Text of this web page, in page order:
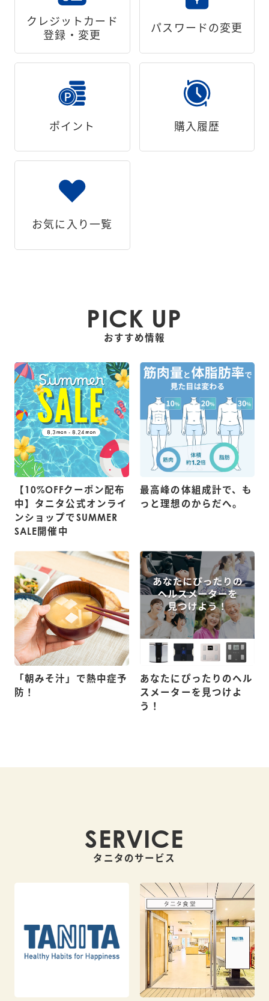
クレジットカード
登録・変更
パスワードの変更
ポイント 購入履歴
お気に入り一覧
PICK UP
おすすめ情報
【10%OFFクーポン配布
中】タニタ公式オンライ
ンショップでSUMMER
SALE開催中
最高峰の体組成計で、も
っと理想のからだへ。
「朝みそ汁」で熱中症予
防！
あなたにぴったりのヘル
スメーターを見つけよ
う！
SERVICE
タニタのサービス